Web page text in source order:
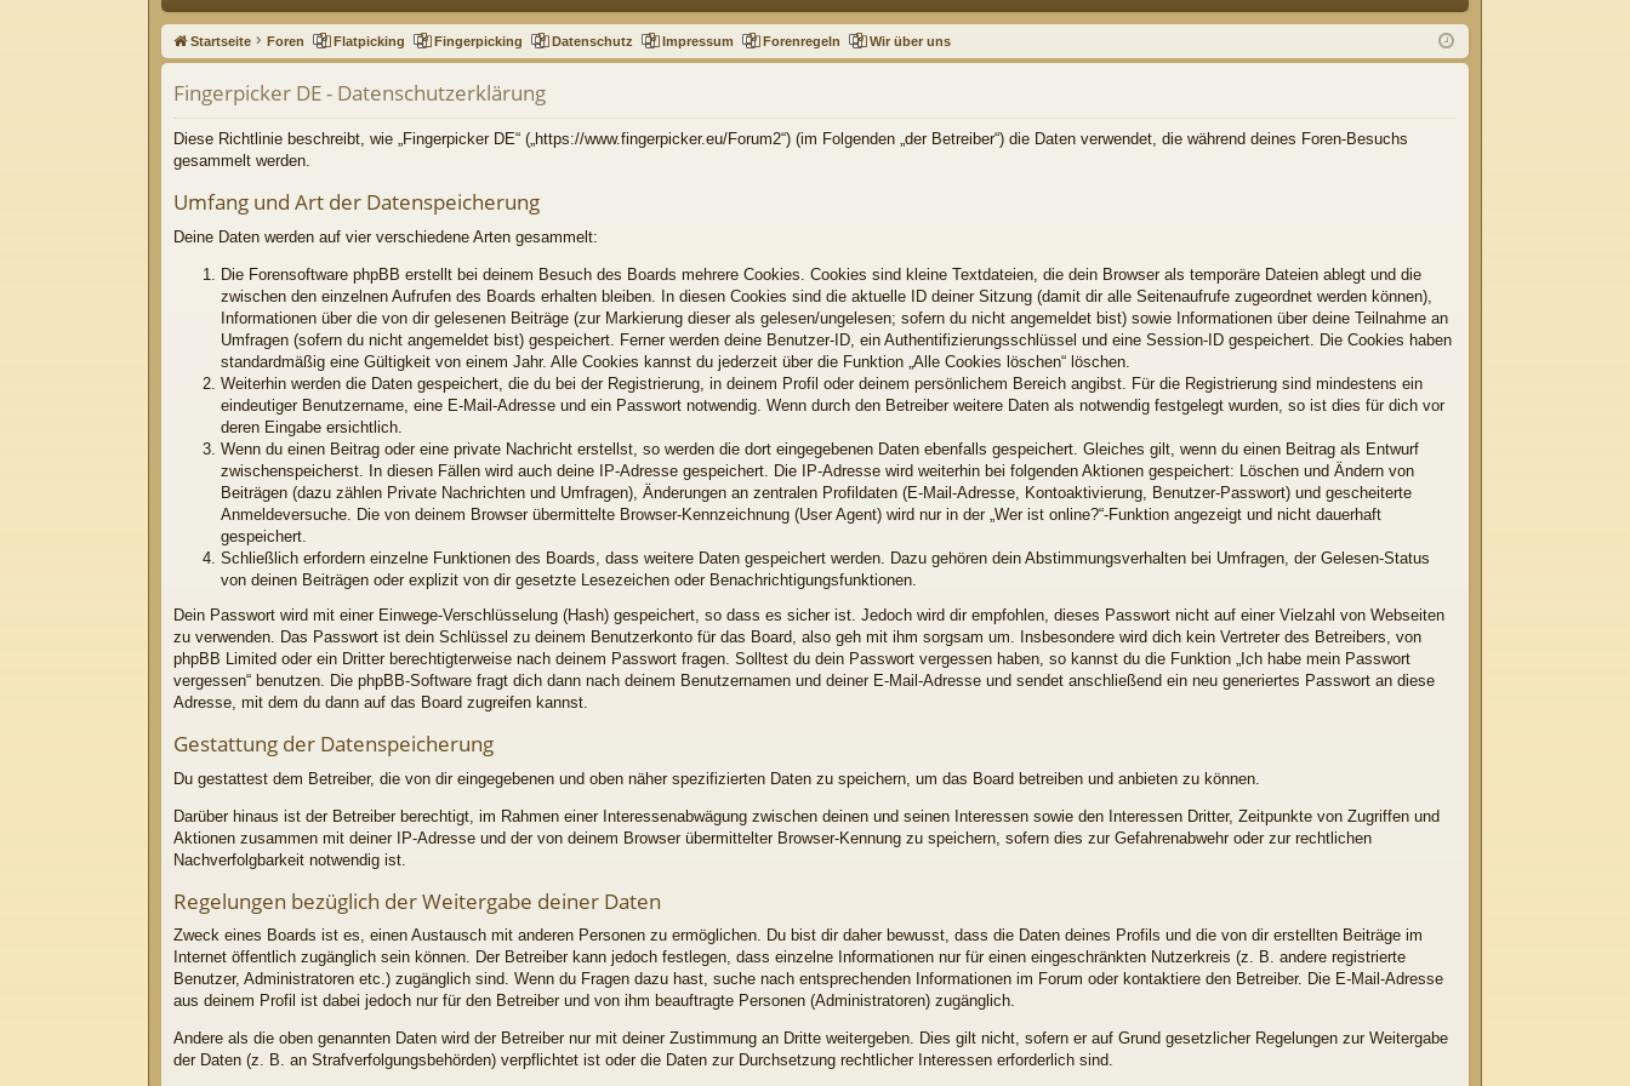
ne
llz
ug
riff
Q m
el
n
ist
rie
Startseite Foren Flatpicking Fingerpicking Datenschutz Impressum Forenregeln Wir über uns
Fingerpicker DE - Datenschutzerklärung
Diese Richtlinie beschreibt, wie „Fingerpicker DE“ („https://www.fingerpicker.eu/Forum2“) (im Folgenden „der Betreiber“) die Daten verwendet, die während deines Foren-Besuchs
gesammelt werden.
Umfang und Art der Datenspeicherung
Deine Daten werden auf vier verschiedene Arten gesammelt:
Die Forensoftware phpBB erstellt bei deinem Besuch des Boards mehrere Cookies. Cookies sind kleine Textdateien, die dein Browser als temporäre Dateien ablegt und die
zwischen den einzelnen Aufrufen des Boards erhalten bleiben. In diesen Cookies sind die aktuelle ID deiner Sitzung (damit dir alle Seitenaufrufe zugeordnet werden können),
Informationen über die von dir gelesenen Beiträge (zur Markierung dieser als gelesen/ungelesen; sofern du nicht angemeldet bist) sowie Informationen über deine Teilnahme an
Umfragen (sofern du nicht angemeldet bist) gespeichert. Ferner werden deine Benutzer-ID, ein Authentifizierungsschlüssel und eine Session-ID gespeichert. Die Cookies haben
standardmäßig eine Gültigkeit von einem Jahr. Alle Cookies kannst du jederzeit über die Funktion „Alle Cookies löschen“ löschen.
Weiterhin werden die Daten gespeichert, die du bei der Registrierung, in deinem Profil oder deinem persönlichem Bereich angibst. Für die Registrierung sind mindestens ein
eindeutiger Benutzername, eine E-Mail-Adresse und ein Passwort notwendig. Wenn durch den Betreiber weitere Daten als notwendig festgelegt wurden, so ist dies für dich vor
deren Eingabe ersichtlich.
Wenn du einen Beitrag oder eine private Nachricht erstellst, so werden die dort eingegebenen Daten ebenfalls gespeichert. Gleiches gilt, wenn du einen Beitrag als Entwurf
zwischenspeicherst. In diesen Fällen wird auch deine IP-Adresse gespeichert. Die IP-Adresse wird weiterhin bei folgenden Aktionen gespeichert: Löschen und Ändern von
Beiträgen (dazu zählen Private Nachrichten und Umfragen), Änderungen an zentralen Profildaten (E-Mail-Adresse, Kontoaktivierung, Benutzer-Passwort) und gescheiterte
Anmeldeversuche. Die von deinem Browser übermittelte Browser-Kennzeichnung (User Agent) wird nur in der „Wer ist online?“-Funktion angezeigt und nicht dauerhaft
gespeichert.
Schließlich erfordern einzelne Funktionen des Boards, dass weitere Daten gespeichert werden. Dazu gehören dein Abstimmungsverhalten bei Umfragen, der Gelesen-Status
von deinen Beiträgen oder explizit von dir gesetzte Lesezeichen oder Benachrichtigungsfunktionen.
Dein Passwort wird mit einer Einwege-Verschlüsselung (Hash) gespeichert, so dass es sicher ist. Jedoch wird dir empfohlen, dieses Passwort nicht auf einer Vielzahl von Webseiten
zu verwenden. Das Passwort ist dein Schlüssel zu deinem Benutzerkonto für das Board, also geh mit ihm sorgsam um. Insbesondere wird dich kein Vertreter des Betreibers, von
phpBB Limited oder ein Dritter berechtigterweise nach deinem Passwort fragen. Solltest du dein Passwort vergessen haben, so kannst du die Funktion „Ich habe mein Passwort
vergessen“ benutzen. Die phpBB-Software fragt dich dann nach deinem Benutzernamen und deiner E-Mail-Adresse und sendet anschließend ein neu generiertes Passwort an diese
Adresse, mit dem du dann auf das Board zugreifen kannst.
Gestattung der Datenspeicherung
Du gestattest dem Betreiber, die von dir eingegebenen und oben näher spezifizierten Daten zu speichern, um das Board betreiben und anbieten zu können.
Darüber hinaus ist der Betreiber berechtigt, im Rahmen einer Interessenabwägung zwischen deinen und seinen Interessen sowie den Interessen Dritter, Zeitpunkte von Zugriffen und
Aktionen zusammen mit deiner IP-Adresse und der von deinem Browser übermittelter Browser-Kennung zu speichern, sofern dies zur Gefahrenabwehr oder zur rechtlichen
Nachverfolgbarkeit notwendig ist.
Regelungen bezüglich der Weitergabe deiner Daten
Zweck eines Boards ist es, einen Austausch mit anderen Personen zu ermöglichen. Du bist dir daher bewusst, dass die Daten deines Profils und die von dir erstellten Beiträge im
Internet öffentlich zugänglich sein können. Der Betreiber kann jedoch festlegen, dass einzelne Informationen nur für einen eingeschränkten Nutzerkreis (z. B. andere registrierte
Benutzer, Administratoren etc.) zugänglich sind. Wenn du Fragen dazu hast, suche nach entsprechenden Informationen im Forum oder kontaktiere den Betreiber. Die E-Mail-Adresse
aus deinem Profil ist dabei jedoch nur für den Betreiber und von ihm beauftragte Personen (Administratoren) zugänglich.
Andere als die oben genannten Daten wird der Betreiber nur mit deiner Zustimmung an Dritte weitergeben. Dies gilt nicht, sofern er auf Grund gesetzlicher Regelungen zur Weitergabe
der Daten (z. B. an Strafverfolgungsbehörden) verpflichtet ist oder die Daten zur Durchsetzung rechtlicher Interessen erforderlich sind.